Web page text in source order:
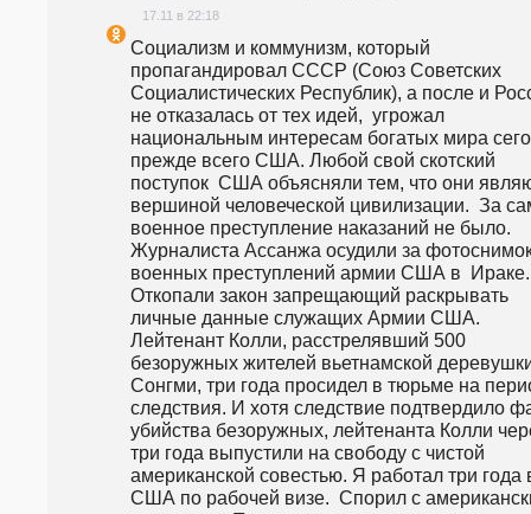
17.11 в 22:18
Социализм и коммунизм, который
пропагандировал СССР (Союз Советских
Социалистических Республик), а после и
не отказалась от тех идей,  угрожал
национальным интересам богатых мира
прежде всего США. Любой свой скотский
поступок  США объясняли тем, что они
вершиной человеческой цивилизации.  За
военное преступление наказаний не было.
Журналиста Ассанжа осудили за
военных преступлений армии США в  Ираке.
Откопали закон запрещающий раскрывать
личные данные служащих Армии США.
Лейтенант Колли, расстрелявший 500
безоружных жителей вьетнамской
Сонгми, три года просидел в тюрьме на
следствия. И хотя следствие подтвердило
убийства безоружных, лейтенанта Колли
три года выпустили на свободу с чистой
американской совестью. Я работал три года
США по рабочей визе.  Спорил с